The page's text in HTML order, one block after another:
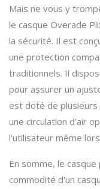
Mais ne vous y
le casque Overade
la sécurité. Il est
une protection
traditionnels. Il
pour assurer un
est doté de
une circulation d'air
l'utilisateur même
En somme, le
commodité d'un